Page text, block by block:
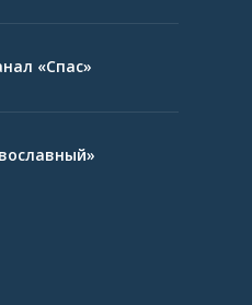
«Спас»